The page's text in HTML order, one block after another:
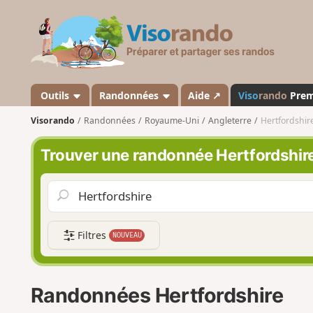
s
a
n
d
o
Outils Randonnées Aide ↗ Visorando
Visorando Randonnées Royaume-Uni Angleterre
Trouver une randonnée
Filtres NOUVEAU
Randonnées Hertfordshire